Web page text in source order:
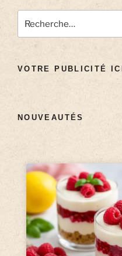
VOTRE PUBLICITÉ ICI
NOUVEAUTÉS